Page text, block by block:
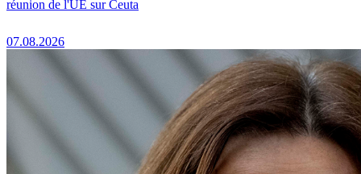
réunion de l'UE sur Ceuta
07.08.2026